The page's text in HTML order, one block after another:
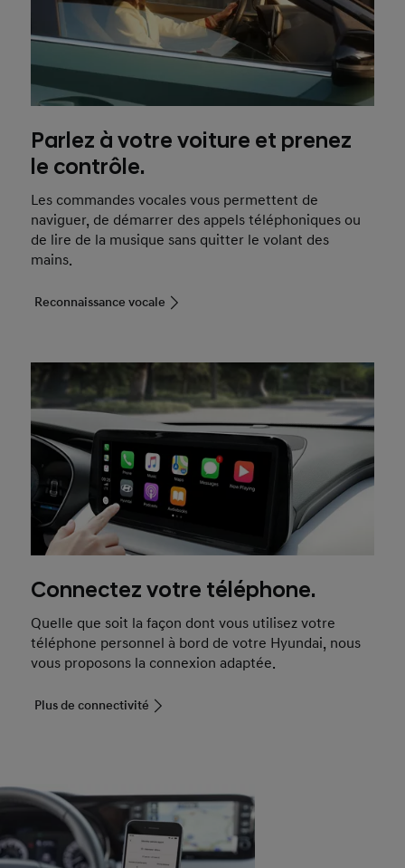
Parlez à votre voiture et prenez
le contrôle.
Les commandes vocales vous permettent de
naviguer, de démarrer des appels téléphoniques ou
de lire de la musique sans quitter le volant des
mains.
Reconnaissance vocale
Connectez votre téléphone.
Quelle que soit la façon dont vous utilisez votre
téléphone personnel à bord de votre Hyundai, nous
vous proposons la connexion adaptée.
Plus de connectivité